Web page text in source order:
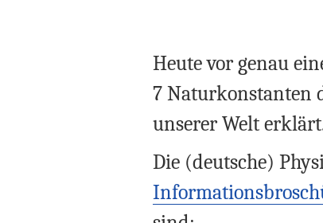
Heute vor genau
7 Naturkonstanten
unserer Welt
Die (deutsche)